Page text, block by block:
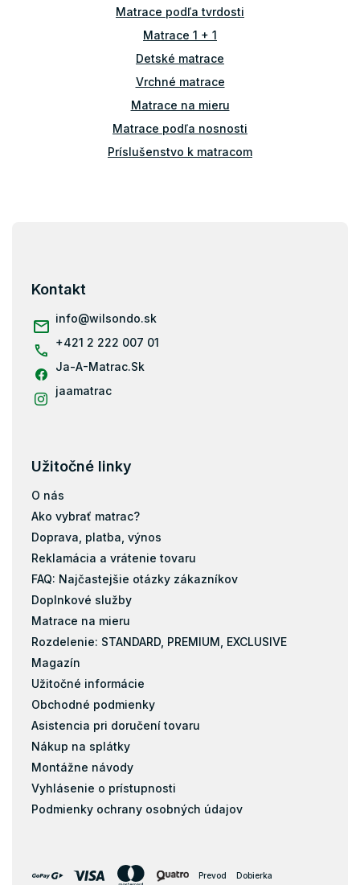
y
ý
p
s
u
Matrace podľa tvrdosti
Matrace 1 + 1
Detské matrace
Vrchné matrace
Matrace na mieru
Matrace podľa nosnosti
Príslušenstvo k matracom
Kontakt
info@wilsondo.sk
+421 2 222 007 01
Ja-A-Matrac.Sk
jaamatrac
Užitočné linky
O nás
Ako vybrať matrac?
Doprava, platba, výnos
Reklamácia a vrátenie tovaru
FAQ: Najčastejšie otázky zákazníkov
Doplnkové služby
Matrace na mieru
Rozdelenie: STANDARD, PREMIUM, EXCLUSIVE
Magazín
Užitočné informácie
Obchodné podmienky
Asistencia pri doručení tovaru
Nákup na splátky
Montážne návody
Vyhlásenie o prístupnosti
Podmienky ochrany osobných údajov
Prevod Dobierka